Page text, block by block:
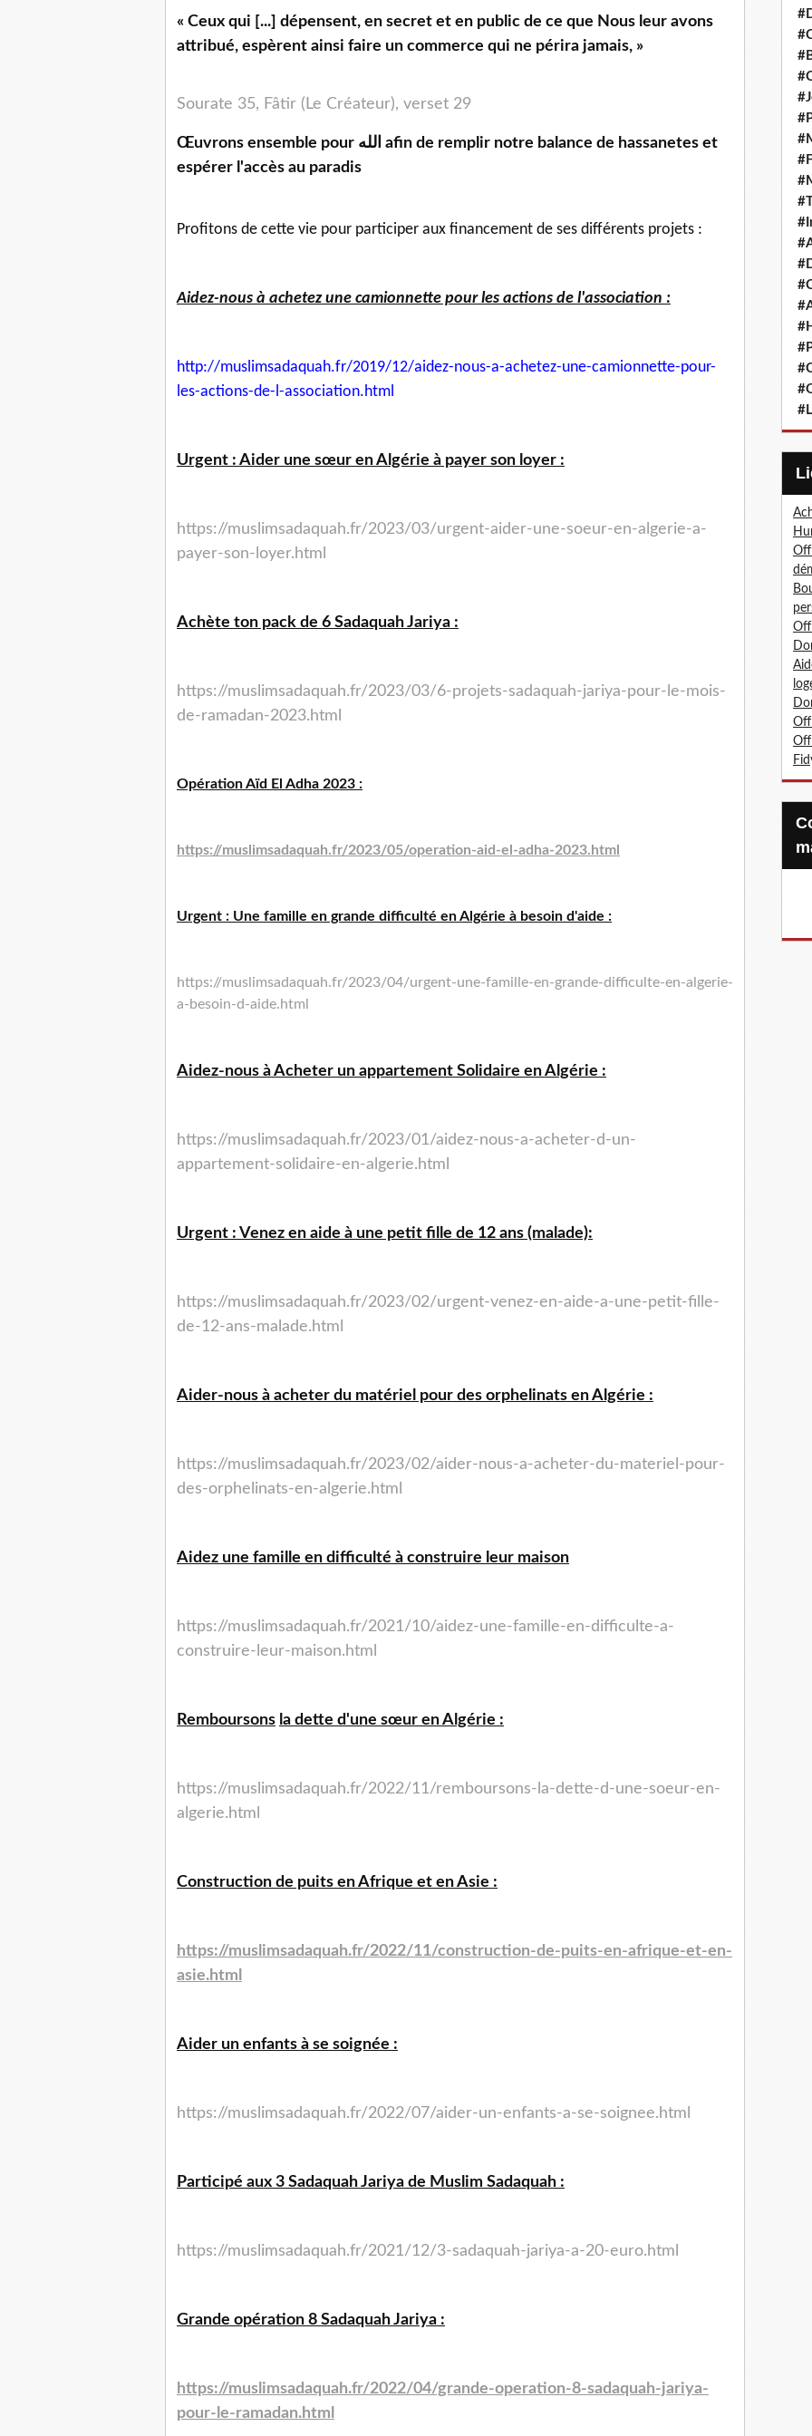
« Ceux qui [...] dépensent, en secret et en public de ce que Nous leur avons
attribué, espèrent ainsi faire un commerce qui ne périra jamais, »
Sourate 35, Fâtir (Le Créateur), verset 29
Œuvrons ensemble pour الله afin de remplir notre balance de hassanetes et
espérer l'accès au paradis
Profitons de cette vie pour participer aux financement de ses différents projets :
Aidez-nous à achetez une camionnette pour les actions de l'association :
http://muslimsadaquah.fr/2019/12/aidez-nous-a-achetez-une-camionnette-pour-
les-actions-de-l-association.html
Urgent : Aider une sœur en Algérie à payer son loyer :
https://muslimsadaquah.fr/2023/03/urgent-aider-une-soeur-en-algerie-a-
payer-son-loyer.html
Achète ton pack de 6 Sadaquah Jariya :
https://muslimsadaquah.fr/2023/03/6-projets-sadaquah-jariya-pour-le-mois-
de-ramadan-2023.html
Opération Aïd El Adha 2023 :
https://muslimsadaquah.fr/2023/05/operation-aid-el-adha-2023.html
Urgent : Une famille en grande difficulté en Algérie à besoin d'aide :
https://muslimsadaquah.fr/2023/04/urgent-une-famille-en-grande-difficulte-en-algerie-
a-besoin-d-aide.html
Aidez-nous à Acheter un appartement Solidaire en Algérie :
https://muslimsadaquah.fr/2023/01/aidez-nous-a-acheter-d-un-
appartement-solidaire-en-algerie.html
Urgent : Venez en aide à une petit fille de 12 ans (malade):
https://muslimsadaquah.fr/2023/02/urgent-venez-en-aide-a-une-petit-fille-
de-12-ans-malade.html
Aider-nous à acheter du matériel pour des orphelinats en Algérie :
https://muslimsadaquah.fr/2023/02/aider-nous-a-acheter-du-materiel-pour-
des-orphelinats-en-algerie.html
Aidez une famille en difficulté à construire leur maison
https://muslimsadaquah.fr/2021/10/aidez-une-famille-en-difficulte-a-
construire-leur-maison.html
Remboursons la dette d'une sœur en Algérie :
https://muslimsadaquah.fr/2022/11/remboursons-la-dette-d-une-soeur-en-
algerie.html
Construction de puits en Afrique et en Asie :
https://muslimsadaquah.fr/2022/11/construction-de-puits-en-afrique-et-en-
asie.html
Aider un enfants à se soignée :
https://muslimsadaquah.fr/2022/07/aider-un-enfants-a-se-soignee.html
Participé aux 3 Sadaquah Jariya de Muslim Sadaquah :
https://muslimsadaquah.fr/2021/12/3-sadaquah-jariya-a-20-euro.html
Grande opération 8 Sadaquah Jariya :
https://muslimsadaquah.fr/2022/04/grande-operation-8-sadaquah-jariya-
pour-le-ramadan.html
Confiez-nous votre Zakat-al-